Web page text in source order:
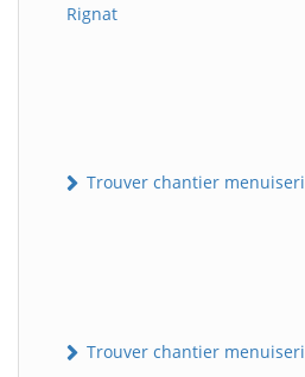
Rignat
Trouver chantier
Trouver chantier